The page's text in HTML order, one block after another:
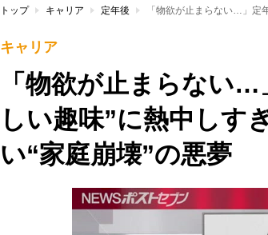
トップ キャリア 定年後
キャリア
「物欲が止まらない
しい趣味”に熱中しす
い“家庭崩壊”の悪夢